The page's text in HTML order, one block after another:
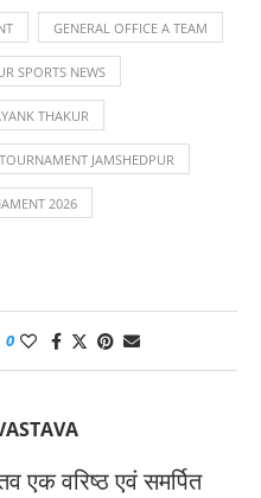
GENERAL OFFICE A TEAM
SPORTS NEWS
THAKUR
JAMSHEDPUR
2026
0
एक वरिष्ठ एवं समर्पित